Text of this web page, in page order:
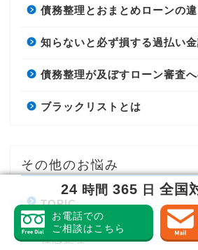
債務整理とおまとめローンの
知らないと必ず損する過払い
債務整理が及ぼすローン審査
ブラックリストとは
その他のお悩み
TOPIC
任意整理
24 時間 365 日 全国
お電話での
ご相談はこちら